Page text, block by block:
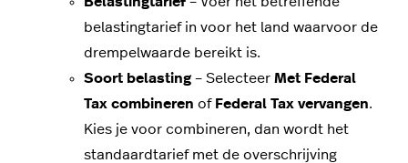
belastingtarief in voor het land waarvoor de
drempelwaarde bereikt is.
Soort belasting– Selecteer Met Federal
Tax combineren of Federal Tax vervangen.
Kies je voor combineren, dan wordt het
standaardtarief met de overschrijving